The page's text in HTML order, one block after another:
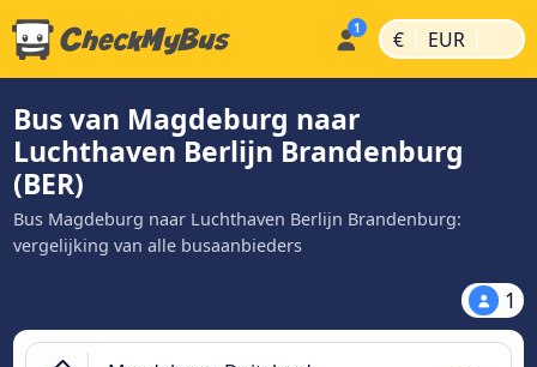
€ | EUR |
Bus van Magdeburg naar
Luchthaven Berlijn Brandenburg
(BER)
Bus Magdeburg naar Luchthaven Berlijn Brandenburg:
vergelijking van alle busaanbieders
1